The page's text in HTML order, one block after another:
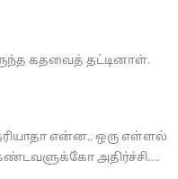
கதவைத் தட்டினாள்.
என்ன.. ஒரு எள்ளல்
அதிர்ச்சி….